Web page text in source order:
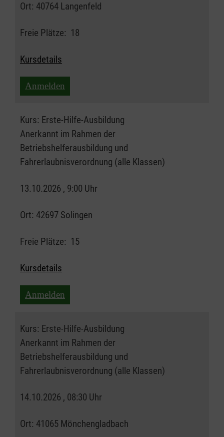
Ort: 40764 Langenfeld
Freie Plätze: 18
Kursdetails
Anmelden
Kurs: Erste-Hilfe-Ausbildung
Anerkannt im Rahmen der
Betriebshelferausbildung und
Fahrerlaubnisverordnung (alle Klassen)
13.10.2026 , 9:00 Uhr
Ort: 42697 Solingen
Freie Plätze: 15
Kursdetails
Anmelden
Kurs: Erste-Hilfe-Ausbildung
Anerkannt im Rahmen der
Betriebshelferausbildung und
Fahrerlaubnisverordnung (alle Klassen)
14.10.2026 , 08:30 Uhr
Ort: 41065 Mönchengladbach